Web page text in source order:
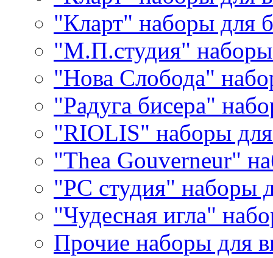
"Кларт" наборы для
"М.П.студия"
"Нова Слобода"
"Радуга бисера"
"RIOLIS" наборы
"Thea Gouverneur"
"РС студия" наборы
"Чудесная игла"
Прочие наборы для